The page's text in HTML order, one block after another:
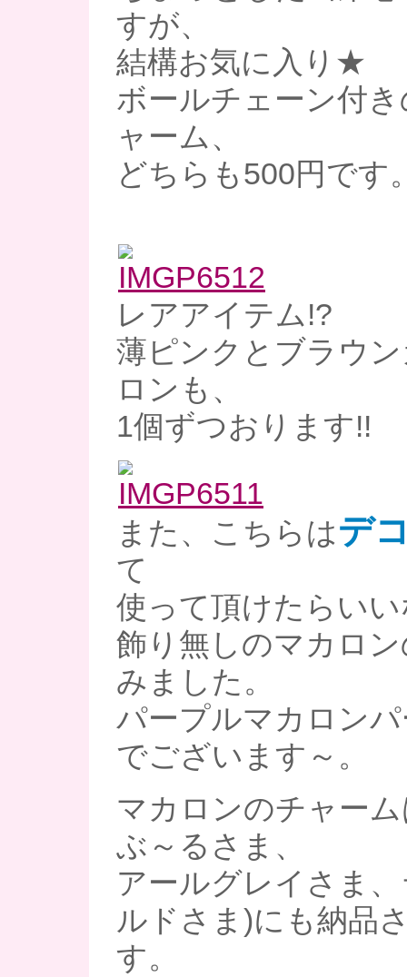
すが、
結構お気に入り★
ボールチェーン付
ャーム、
どちらも500円です
レアアイテム!?
薄ピンクとブラウ
ロンも、
1個ずつおります!!
また、こちらはデ
て
使って頂けたらい
飾り無しのマカロ
みました。
パープルマカロン
でございます～。
マカロンのチャー
ぶ～るさま、
アールグレイさま
ルドさま)にも納品
す。